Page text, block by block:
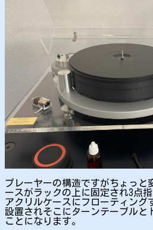
プレーヤーの構造ですがちょっと
ースがラックの上に固定され3点
アクリルケースにフローティング
設置されそこにターンテーブルと
ことになります。